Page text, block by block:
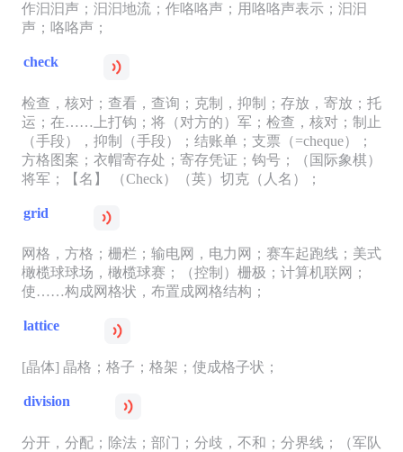
作汩汩声；汩汩地流；作咯咯声；用咯咯声表示；汩汩
声；咯咯声；
check
检查，核对；查看，查询；克制，抑制；存放，寄放；托
运；在……上打钩；将（对方的）军；检查，核对；制止
（手段），抑制（手段）；结账单；支票（=cheque）；
方格图案；衣帽寄存处；寄存凭证；钩号；（国际象棋）
将军；【名】 （Check）（英）切克（人名）；
grid
网格，方格；栅栏；输电网，电力网；赛车起跑线；美式
橄榄球球场，橄榄球赛；（控制）栅极；计算机联网；
使……构成网格状，布置成网格结构；
lattice
[晶体] 晶格；格子；格架；使成格子状；
division
分开，分配；除法；部门；分歧，不和；分界线；（军队